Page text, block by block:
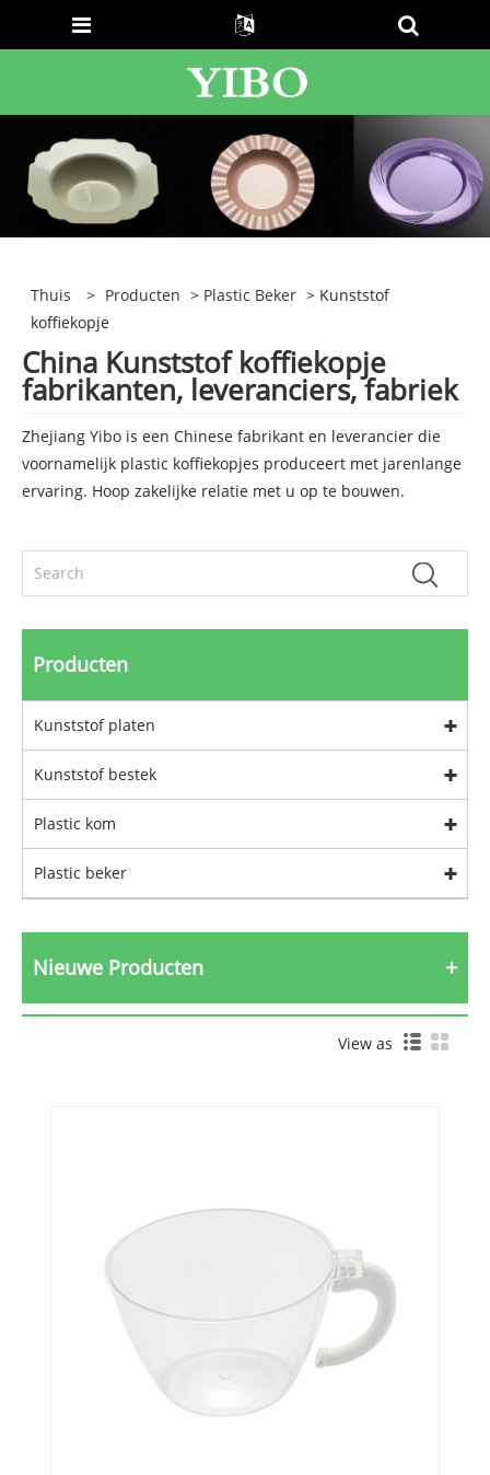
Thuis > Producten > Plastic Beker > Kunststof
koffiekopje
China Kunststof koffiekopje
fabrikanten, leveranciers, fabriek
Zhejiang Yibo is een Chinese fabrikant en leverancier die
voornamelijk plastic koffiekopjes produceert met jarenlange
ervaring. Hoop zakelijke relatie met u op te bouwen.
Producten
Kunststof platen
Kunststof bestek
Plastic kom
Plastic beker
Nieuwe Producten
View as